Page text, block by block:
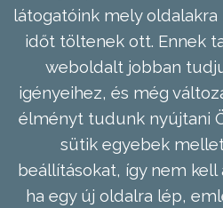
látogatóink mely
időt töltenek ott. Ennek
weboldalt jobban
igényeihez, és még
élményt tudunk nyújtani
sütik egyebek
beállításokat, így nem kell
ha egy új oldalra lép,